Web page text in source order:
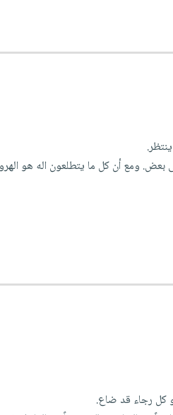
ومع أن كل ما يتطلعون اله هو
كل رجاء قد ضاع.